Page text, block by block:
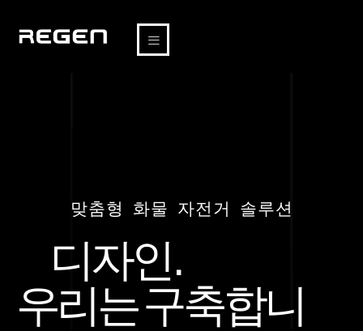
맞춤형 화물 자전거 솔루션
디자인.
우리는 구축합니